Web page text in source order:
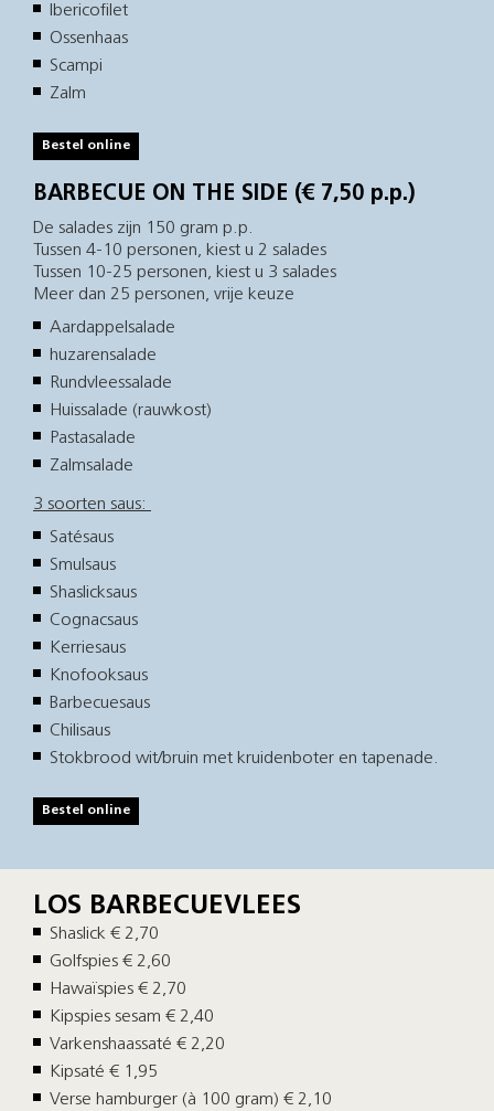
Ibericofilet
Ossenhaas
Scampi
Zalm
Bestel online
BARBECUE ON THE SIDE (€ 7,50 p.p.)
De salades zijn 150 gram p.p.
Tussen 4-10 personen, kiest u 2 salades
Tussen 10-25 personen, kiest u 3 salades
Meer dan 25 personen, vrije keuze
Aardappelsalade
huzarensalade
Rundvleessalade
Huissalade (rauwkost)
Pastasalade
Zalmsalade
3 soorten saus:
Satésaus
Smulsaus
Shaslicksaus
Cognacsaus
Kerriesaus
Knofooksaus
Barbecuesaus
Chilisaus
Stokbrood wit/bruin met kruidenboter en tapenade.
Bestel online
LOS BARBECUEVLEES
Shaslick € 2,70
Golfspies € 2,60
Hawaïspies € 2,70
Kipspies sesam € 2,40
Varkenshaassaté € 2,20
Kipsaté € 1,95
Verse hamburger (à 100 gram) € 2,10